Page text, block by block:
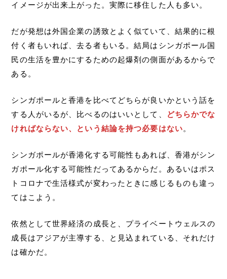
イメージが出来上がった。実際に移住した人も多い。
だが発想は外国企業の誘致とよく似ていて、結果的に根
付く者もいれば、去る者もいる。結局はシンガポール国
民の生活を豊かにするための起爆剤の側面があるからで
ある。
シンガポールと香港を比べてどちらが良いかという話を
する人がいるが、比べるのはいいとして、
どちらかでな
ければならない、という結論を持つ必要はない。
シンガポールが香港化する可能性もあれば、香港がシン
ガポール化する可能性だってあるからだ。あるいはポス
トコロナで生活様式が変わったときに感じるものも違っ
てはこよう。
依然として世界経済の成長と、プライベートウェルスの
成長はアジアが主導する、と見込まれている、それだけ
は確かだ。